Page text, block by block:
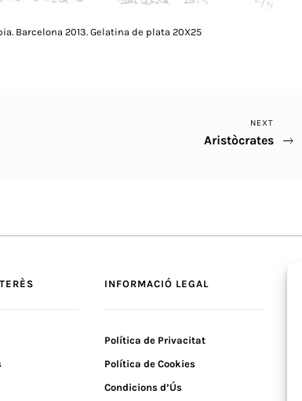
Barcelona 2013. Gelatina de plata 20X25
Post
NEXT
Aristòcrates
INFORMACIÓ LEGAL
Política de Privacitat
Política de Cookies
Condicions d’Ús